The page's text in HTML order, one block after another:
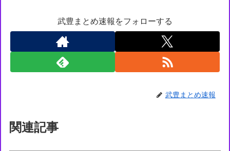
武豊まとめ速報をフォローする
武豊まとめ速報
関連記事